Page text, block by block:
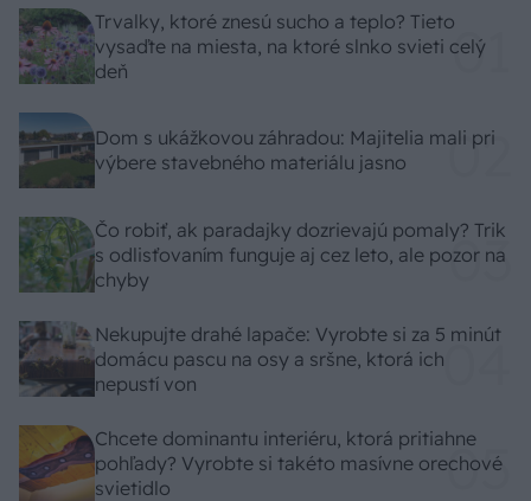
Trvalky, ktoré znesú sucho a teplo? Tieto
vysaďte na miesta, na ktoré slnko svieti celý
deň
Dom s ukážkovou záhradou: Majitelia mali pri
výbere stavebného materiálu jasno
Čo robiť, ak paradajky dozrievajú pomaly? Trik
s odlisťovaním funguje aj cez leto, ale pozor na
chyby
Nekupujte drahé lapače: Vyrobte si za 5 minút
domácu pascu na osy a sršne, ktorá ich
nepustí von
Chcete dominantu interiéru, ktorá pritiahne
pohľady? Vyrobte si takéto masívne orechové
svietidlo